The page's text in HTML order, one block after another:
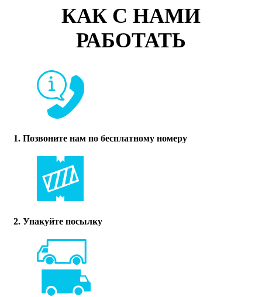
КАК С НАМИ
РАБОТАТЬ
1. Позвоните нам по бесплатному номеру
2. Упакуйте посылку